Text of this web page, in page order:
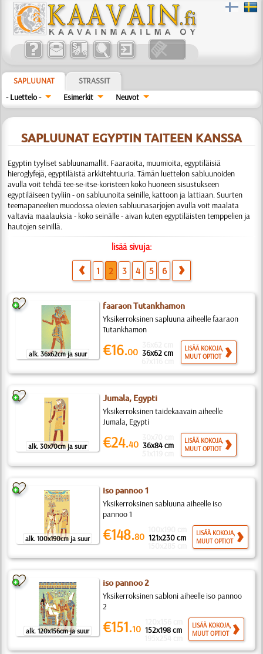
SAPLUUNAT
STRASSIT
- Luettelo -
Esimerkit Neuvot
SAPLUUNAT EGYPTIN TAITEEN KANSSA
Egyptin tyyliset sabluunamallit. Faaraoita, muumioita, egyptiläisiä
hieroglyfejä, egyptiläistä arkkitehtuuria.Tämän luettelon sabluunoiden
avulla voit tehdä tee-se-itse-koristeen koko huoneen sisustukseen
egyptiläiseen tyyliin - on sabluunoita seinille, kattoon ja lattiaan. Suurten
teemapaneelien muodossa olevien sabluunasarjojen avulla voit maalata
valtavia maalauksia - koko seinälle - aivan kuten egyptiläisten temppelien ja
hautojen seinillä.
lisää sivuja:
1 2 3 4 5 6
alk. 36x62cm ja suur
faaraon Tutankhamon
Yksikerroksinen sapluuna aiheelle faaraon
Tutankhamon
€16.00 36x62 cm
LISÄÄ KOKOJA,
MUUT OPTIOT
alk. 30x70cm ja suur
Jumala, Egypti
Yksikerroksinen taidekaavain aiheelle
Jumala, Egypti
€24.40 36x84 cm
LISÄÄ KOKOJA,
MUUT OPTIOT
alk. 100x190cm ja suur
iso pannoo 1
Yksikerroksinen sabluuna aiheelle iso
pannoo 1
€148.80 121x230 cm
LISÄÄ KOKOJA,
MUUT OPTIOT
alk. 120x156cm ja suur
iso pannoo 2
Yksikerroksinen sabloni aiheelle iso pannoo
2
€151.10 152x198 cm
LISÄÄ KOKOJA,
MUUT OPTIOT